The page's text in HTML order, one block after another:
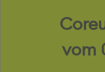
Ab wann benötigst du
vom